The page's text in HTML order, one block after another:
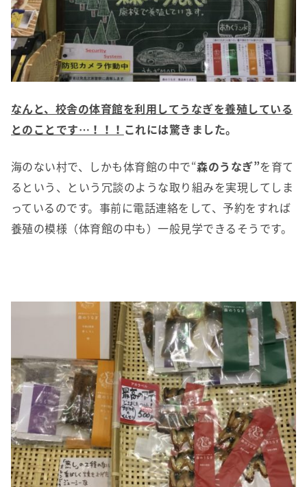
なんと、校舎の体育館を利用してうなぎを養殖している
とのことです…！！！ これには驚きました。
海のない村で、しかも体育館の中で“森のうなぎ”を育て
るという、という冗談のような取り組みを実現してしま
っているのです。事前に電話連絡をして、予約をすれば
養殖の模様（体育館の中も）一般見学できるそうです。